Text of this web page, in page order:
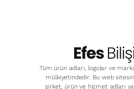
Tüm ürün adları, logolar ve
mülkiyetindedir. Bu web
şirket, ürün ve hizmet adları